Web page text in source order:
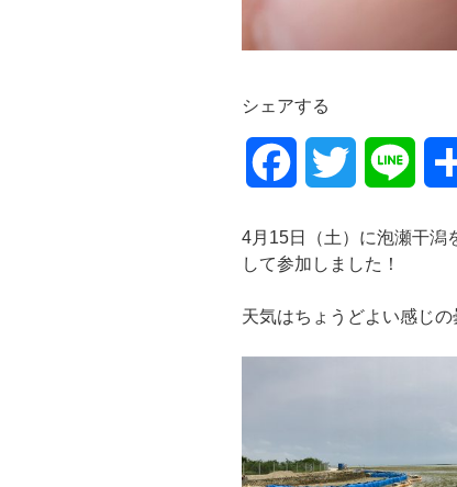
シェアする
c
e
o
t
r
e
4月15日（土）に泡瀬干潟
して参加しました！
天気はちょうどよい感じ